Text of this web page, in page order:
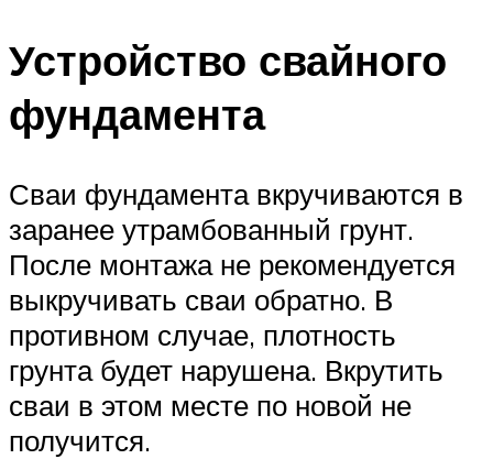
Устройство свайного
фундамента
Сваи фундамента вкручиваются в
заранее утрамбованный грунт.
После монтажа не рекомендуется
выкручивать сваи обратно. В
противном случае, плотность
грунта будет нарушена. Вкрутить
сваи в этом месте по новой не
получится.